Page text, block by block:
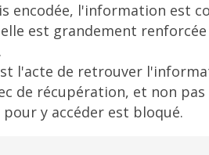
encodée, l'information est
est grandement
l'acte de retrouver
de récupération, et non
y accéder est bloqué.